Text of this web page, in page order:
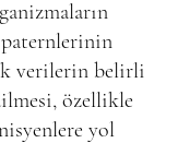
paternlerinin
verilerin belirli
özellikle
yol